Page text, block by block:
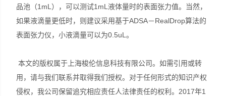
品池（1mL），可以测试1mL液体量时的表面张力值。当然，
如果液滴量更低时，则建议采用基于ADSA－RealDrop算法的
表面张力仪，小液滴量可以为0.5uL。
本文的版权属于上海梭伦信息科技有限公司。如需引用或转
用，请与我们联系并取得我们授权。对于任何形式的知识产权
侵权，我公司保留追究相应责任人法律责任的权利。2017年1